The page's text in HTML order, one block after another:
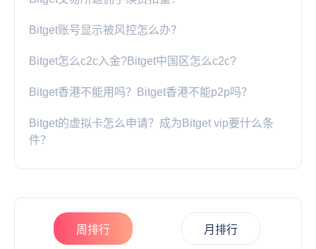
Bitget账号显示被风控怎么办？
​Bitget怎么c2c入金?​Bitget中国区怎么c2c?
Bitget香港不能用吗？Bitget香港不能p2p吗？
Bitget的虚拟卡怎么申请？成为Bitget vip要什么条
件？
周排行 月排行